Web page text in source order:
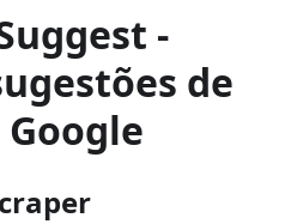
-
de